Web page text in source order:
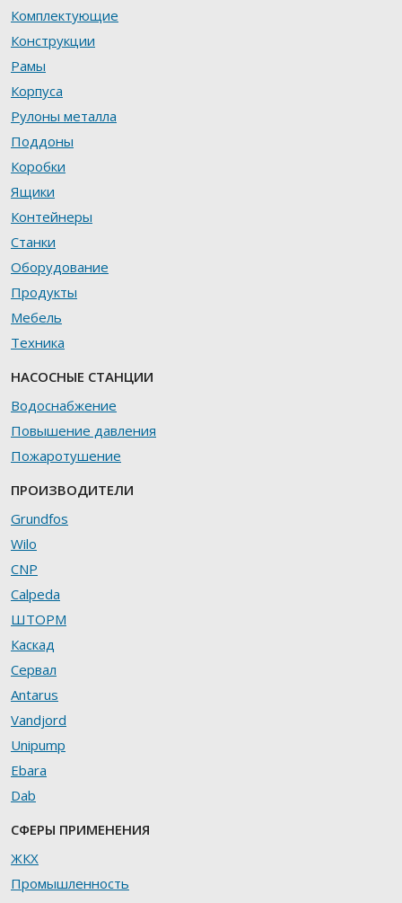
Комплектующие
Конструкции
Рамы
Корпуса
Рулоны металла
Поддоны
Коробки
Ящики
Контейнеры
Станки
Оборудование
Продукты
Мебель
Техника
НАСОСНЫЕ СТАНЦИИ
Водоснабжение
Повышение давления
Пожаротушение
ПРОИЗВОДИТЕЛИ
Grundfos
Wilo
CNP
Calpeda
ШТОРМ
Каскад
Сервал
Antarus
Vandjord
Unipump
Ebara
Dab
СФЕРЫ ПРИМЕНЕНИЯ
ЖКХ
Промышленность